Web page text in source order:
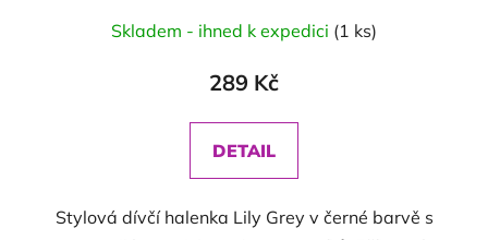
Skladem - ihned k expedici (1 ks)
289 Kč
DETAIL
Stylová dívčí halenka Lily Grey v černé barvě s